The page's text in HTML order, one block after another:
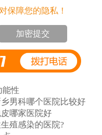
保障您的隐私！
加密提交
能性
男科哪个医院比较好
哪家医院好
殖感染的医院?